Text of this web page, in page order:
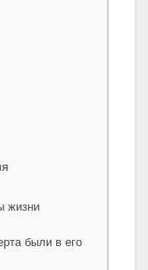
жизни
были в его